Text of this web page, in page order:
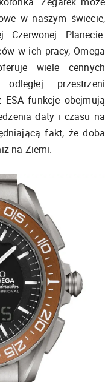
w naszym świecie,
Planecie.
w ich pracy, Omega
wiele cennych
przestrzeni
ESA funkcje obejmują
daty i czasu na
fakt, że doba
na Ziemi.